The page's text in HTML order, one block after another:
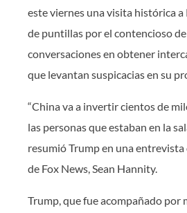
este viernes una visita histórica a
de puntillas por el contencioso
conversaciones en obtener
que levantan suspicacias en su
“China va a invertir cientos de
las personas que estaban en la
resumió Trump en una
de Fox News, Sean Hannity.
Trump, que fue acompañado por